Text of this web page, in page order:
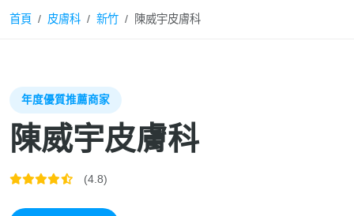
首頁 皮膚科 新竹 陳威宇皮膚科
年度優質推薦商家
陳威宇皮膚科
(4.8)